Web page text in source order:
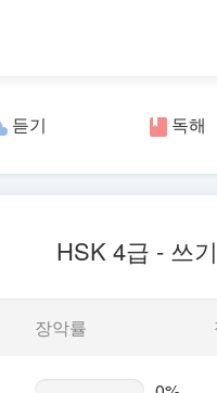
듣기 독해
HSK 4급 - 쓰
장악률